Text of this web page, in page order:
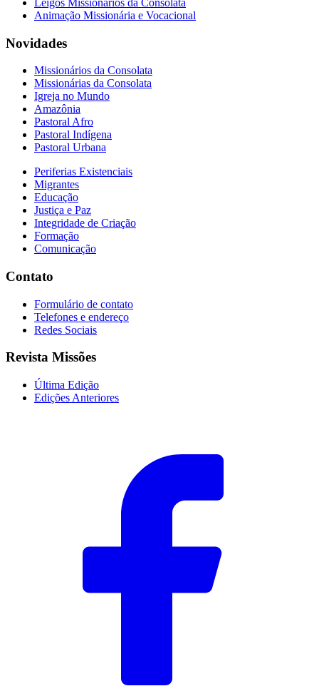
Animação Missionária e Vocacional
Novidades
Missionários da Consolata
Missionárias da Consolata
Igreja no Mundo
Amazônia
Pastoral Afro
Pastoral Indígena
Pastoral Urbana
Periferias Existenciais
Migrantes
Educação
Justiça e Paz
Integridade de Criação
Formação
Comunicação
Contato
Formulário de contato
Telefones e endereço
Redes Sociais
Revista Missões
Última Edição
Edições Anteriores